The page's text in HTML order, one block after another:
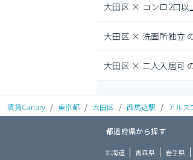
大田区 × コンロ2口以
大田区 × 洗面所独立
大田区 × 二人入居可
賃貸Canary / 東京都 / 大田区 / 西馬込駅 / アル
都道府県から探す
北海道 青森県 岩手県